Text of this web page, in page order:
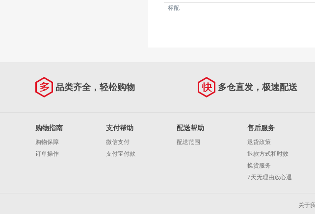
标配
品类齐全，轻松购物 多仓直发，极速配送
购物指南
购物保障
订单操作
支付帮助
微信支付
支付宝付款
配送帮助
配送范围
售后服务
退货政策
退款方式和时效
换货服务
7天无理由放心退
关于